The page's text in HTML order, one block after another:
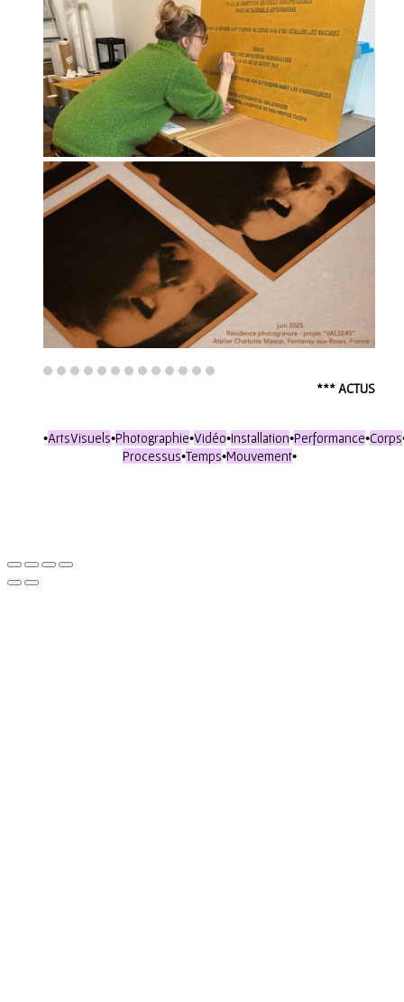
*** ACTUS
•ArtsVisuels•Photographie•Vidéo•Installation•Performance•Corps
Processus•Temps•Mouvement•